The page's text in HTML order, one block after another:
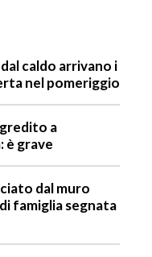
caldo arrivano i
nel pomeriggio
a
è grave
dal muro
famiglia segnata